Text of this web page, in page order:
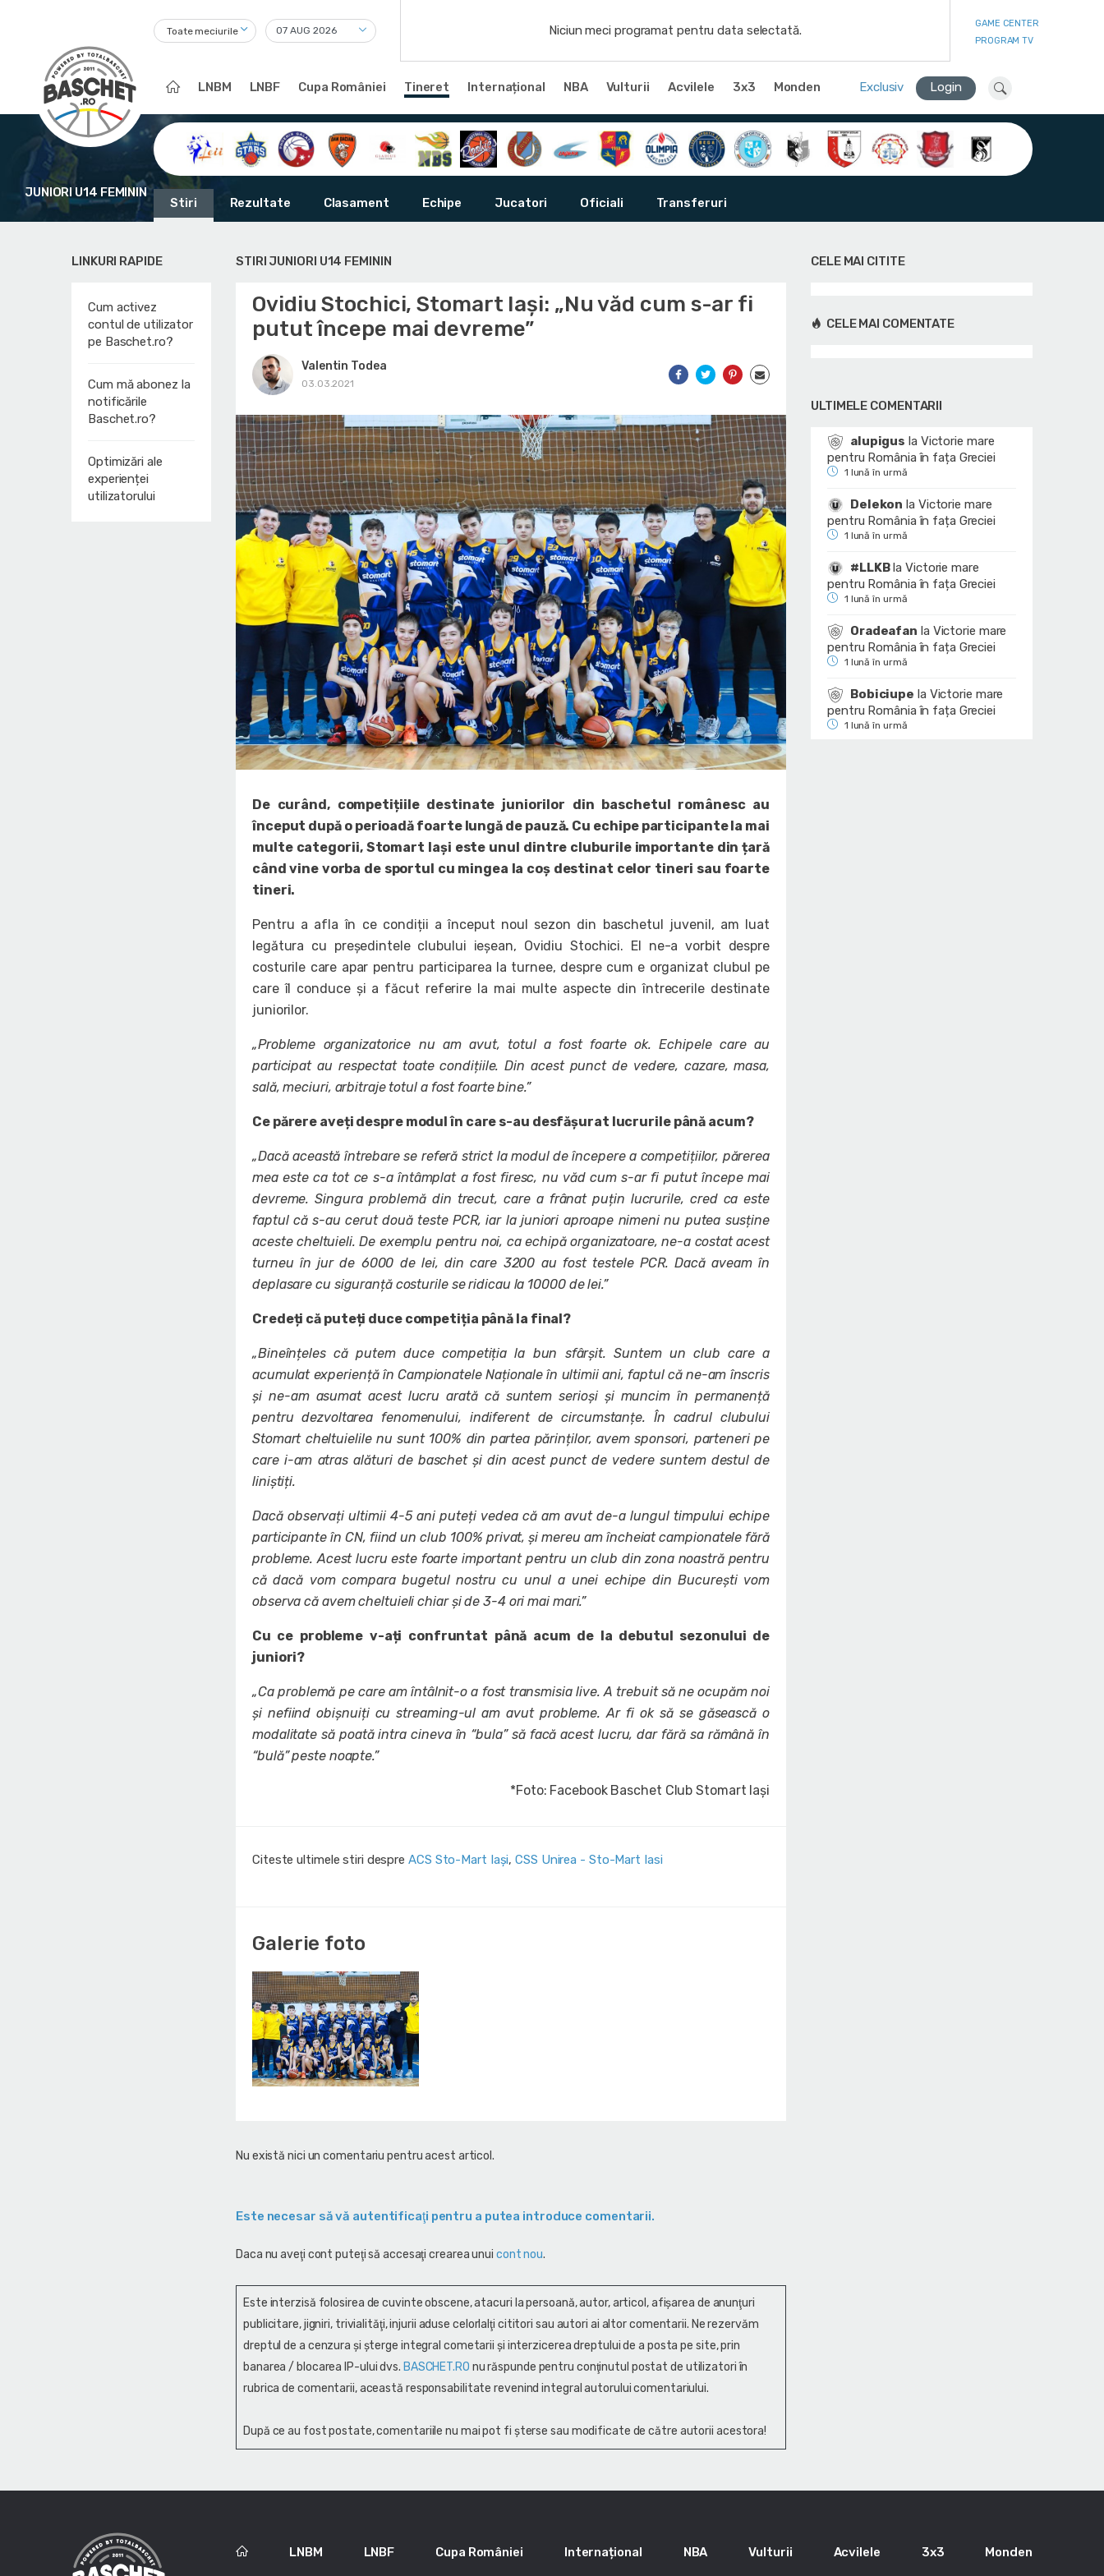
Toate meciurile Niciun meci programat pentru data selectată.
GAME CENTER
PROGRAM TV
LNBM LNBF Cupa României Tineret Internațional NBA Vulturii Acvilele 3x3 Monden Exclusiv Login
JUNIORI U14 FEMININ
Stiri Rezultate Clasament Echipe Jucatori Oficiali Transferuri
LINKURI RAPIDE
Cum activez
contul de utilizator
pe Baschet.ro?
Cum mă abonez la
notificările
Baschet.ro?
Optimizări ale
experienței
utilizatorului
STIRI JUNIORI U14 FEMININ
Ovidiu Stochici, Stomart Iași: „Nu văd cum s-ar fi
putut începe mai devreme”
Valentin Todea
03.03.2021
De curând, competițiile destinate juniorilor din baschetul românesc au
început după o perioadă foarte lungă de pauză. Cu echipe participante la mai
multe categorii, Stomart Iași este unul dintre cluburile importante din țară
când vine vorba de sportul cu mingea la coș destinat celor tineri sau foarte
tineri.
Pentru a afla în ce condiții a început noul sezon din baschetul juvenil, am luat
legătura cu președintele clubului ieșean, Ovidiu Stochici. El ne-a vorbit despre
costurile care apar pentru participarea la turnee, despre cum e organizat clubul pe
care îl conduce și a făcut referire la mai multe aspecte din întrecerile destinate
juniorilor.
„Probleme organizatorice nu am avut, totul a fost foarte ok. Echipele care au
participat au respectat toate condițiile. Din acest punct de vedere, cazare, masa,
sală, meciuri, arbitraje totul a fost foarte bine.”
Ce părere aveți despre modul în care s-au desfășurat lucrurile până acum?
„Dacă această întrebare se referă strict la modul de începere a competițiilor, părerea
mea este ca tot ce s-a întâmplat a fost firesc, nu văd cum s-ar fi putut începe mai
devreme. Singura problemă din trecut, care a frânat puțin lucrurile, cred ca este
faptul că s-au cerut două teste PCR, iar la juniori aproape nimeni nu putea susține
aceste cheltuieli. De exemplu pentru noi, ca echipă organizatoare, ne-a costat acest
turneu în jur de 6000 de lei, din care 3200 au fost testele PCR. Dacă aveam în
deplasare cu siguranță costurile se ridicau la 10000 de lei.”
Credeți că puteți duce competiția până la final?
„Bineînțeles că putem duce competiția la bun sfârșit. Suntem un club care a
acumulat experiență în Campionatele Naționale în ultimii ani, faptul că ne-am înscris
și ne-am asumat acest lucru arată că suntem serioși și muncim în permanență
pentru dezvoltarea fenomenului, indiferent de circumstanțe. În cadrul clubului
Stomart cheltuielile nu sunt 100% din partea părinților, avem sponsori, parteneri pe
care i-am atras alături de baschet și din acest punct de vedere suntem destul de
liniștiți.
Dacă observați ultimii 4-5 ani puteți vedea că am avut de-a lungul timpului echipe
participante în CN, fiind un club 100% privat, și mereu am încheiat campionatele fără
probleme. Acest lucru este foarte important pentru un club din zona noastră pentru
că dacă vom compara bugetul nostru cu unul a unei echipe din București vom
observa că avem cheltuieli chiar și de 3-4 ori mai mari.”
Cu ce probleme v-ați confruntat până acum de la debutul sezonului de
juniori?
„Ca problemă pe care am întâlnit-o a fost transmisia live. A trebuit să ne ocupăm noi
și nefiind obișnuiți cu streaming-ul am avut probleme. Ar fi ok să se găsească o
modalitate să poată intra cineva în “bula” să facă acest lucru, dar fără sa rămână în
“bulă” peste noapte.”
*Foto: Facebook Baschet Club Stomart Iași
Citeste ultimele stiri despre ACS Sto-Mart Iași,CSS Unirea - Sto-Mart Iasi
Galerie foto
Nu există nici un comentariu pentru acest articol.
Este necesar să vă autentificaţi pentru a putea introduce comentarii.
Daca nu aveţi cont puteţi să accesaţi crearea unui cont nou.
Este interzisă folosirea de cuvinte obscene, atacuri la persoană, autor, articol, afişarea de anunţuri
publicitare, jigniri, trivialităţi, injurii aduse celorlalţi cititori sau autori ai altor comentarii. Ne rezervăm
dreptul de a cenzura și şterge integral cometarii și interzicerea dreptului de a posta pe site, prin
banarea / blocarea IP-ului dvs. BASCHET.RO nu răspunde pentru conţinutul postat de utilizatori în
rubrica de comentarii, această responsabilitate revenind integral autorului comentariului.
După ce au fost postate, comentariile nu mai pot fi șterse sau modificate de către autorii acestora!
CELE MAI CITITE
CELE MAI COMENTATE
ULTIMELE COMENTARII
alupigus la Victorie mare
pentru România în fața Greciei
1 lună în urmă
Delekon la Victorie mare
pentru România în fața Greciei
1 lună în urmă
#LLKBlaVictorie mare
pentru România în fața Greciei
1 lună în urmă
Oradeafan la Victorie mare
pentru România în fața Greciei
1 lună în urmă
Bobiciupe la Victorie mare
pentru România în fața Greciei
1 lună în urmă
LNBM LNBF Cupa României Internațional NBA Vulturii Acvilele 3x3 Monden